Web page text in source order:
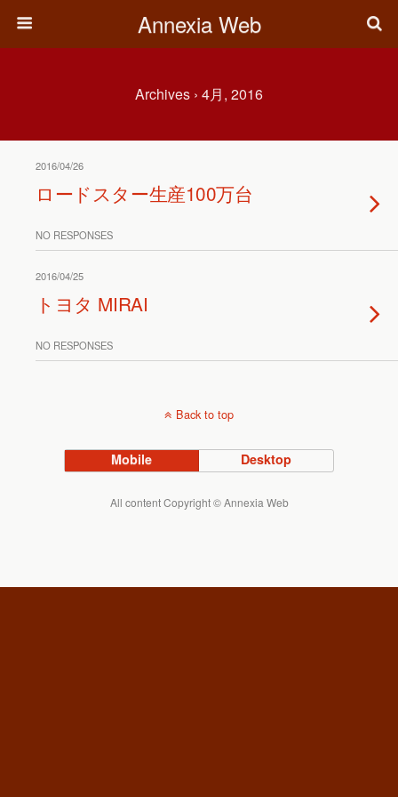
Annexia Web
Archives › 4月, 2016
2016/04/26
ロードスター生産100万台
NO RESPONSES
2016/04/25
トヨタ MIRAI
NO RESPONSES
Back to top
Mobile Desktop
All content Copyright © Annexia Web